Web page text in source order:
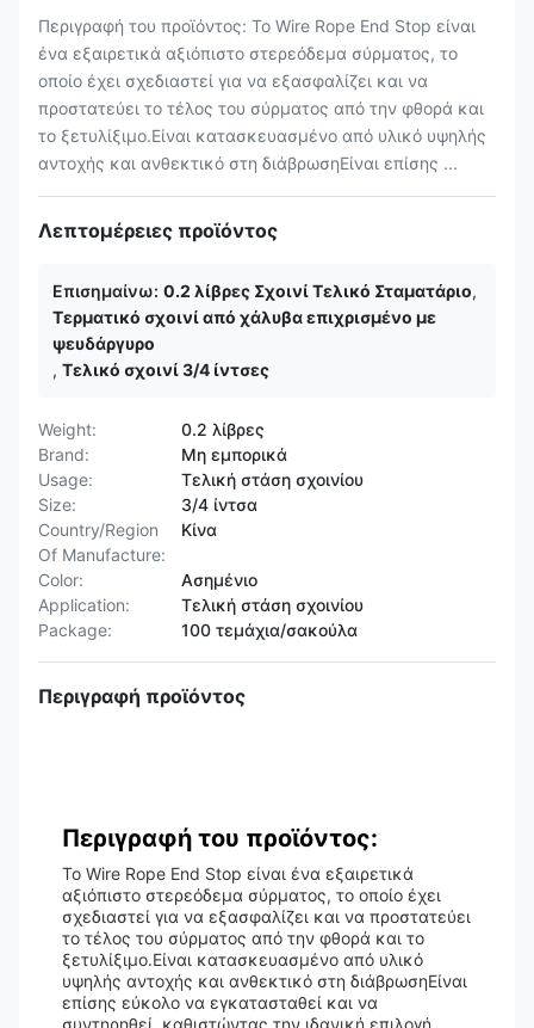
Περιγραφή του προϊόντος: Το Wire Rope End Stop είναι
ένα εξαιρετικά αξιόπιστο στερεόδεμα σύρματος, το
οποίο έχει σχεδιαστεί για να εξασφαλίζει και να
προστατεύει το τέλος του σύρματος από την φθορά και
το ξετυλίξιμο.Είναι κατασκευασμένο από υλικό υψηλής
αντοχής και ανθεκτικό στη διάβρωσηΕίναι επίσης ...
Λεπτομέρειες προϊόντος
Επισημαίνω: 0.2 λίβρες Σχοινί Τελικό Σταματάριο,
Τερματικό σχοινί από χάλυβα επιχρισμένο με
ψευδάργυρο
, Τελικό σχοινί 3/4 ίντσες
Weight:
0.2 λίβρες
Brand:
Μη εμπορικά
Usage:
Τελική στάση σχοινίου
Size:
3/4 ίντσα
Country/Region
Of Manufacture:
Κίνα
Color:
Ασημένιο
Application:
Τελική στάση σχοινίου
Package:
100 τεμάχια/σακούλα
Περιγραφή προϊόντος
Περιγραφή του προϊόντος:
Το Wire Rope End Stop είναι ένα εξαιρετικά
αξιόπιστο στερεόδεμα σύρματος, το οποίο έχει
σχεδιαστεί για να εξασφαλίζει και να προστατεύει
το τέλος του σύρματος από την φθορά και το
ξετυλίξιμο.Είναι κατασκευασμένο από υλικό
υψηλής αντοχής και ανθεκτικό στη διάβρωσηΕίναι
επίσης εύκολο να εγκατασταθεί και να
συντηρηθεί, καθιστώντας την ιδανική επιλογή